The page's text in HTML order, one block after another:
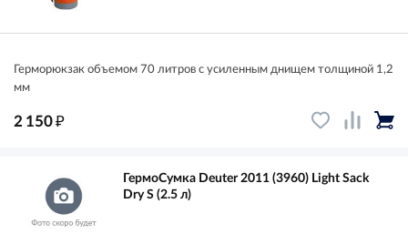
Герморюкзак объемом 70 литров с усиленным днищем толщиной 1,2
мм
2 150₽
ГермоСумка Deuter 2011 (3960) Light Sack
Dry S (2.5 л)